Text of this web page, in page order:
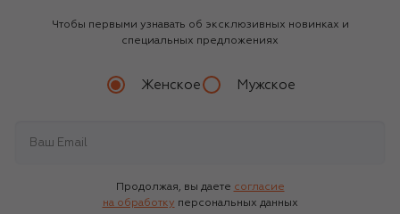
Чтобы первыми узнавать об эксклюзивных новинках и
специальных предложениях
Женское Мужское
Продолжая, вы даете согласие
на обработку персональных данных